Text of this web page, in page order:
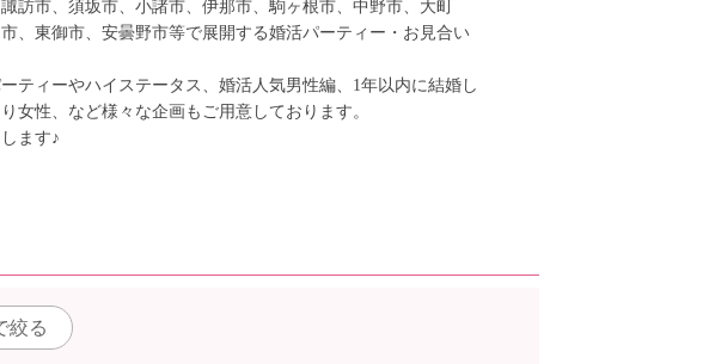
訪市、須坂市、小諸市、伊那市、駒ヶ根市、中野市、大町
、東御市、安曇野市等で展開する婚活パーティー・お見合い
ティーやハイステータス、婚活人気男性編、1年以内に結婚し
女性、など様々な企画もご用意しております。
ます♪
絞る